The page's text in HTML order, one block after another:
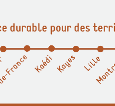
durable pour des